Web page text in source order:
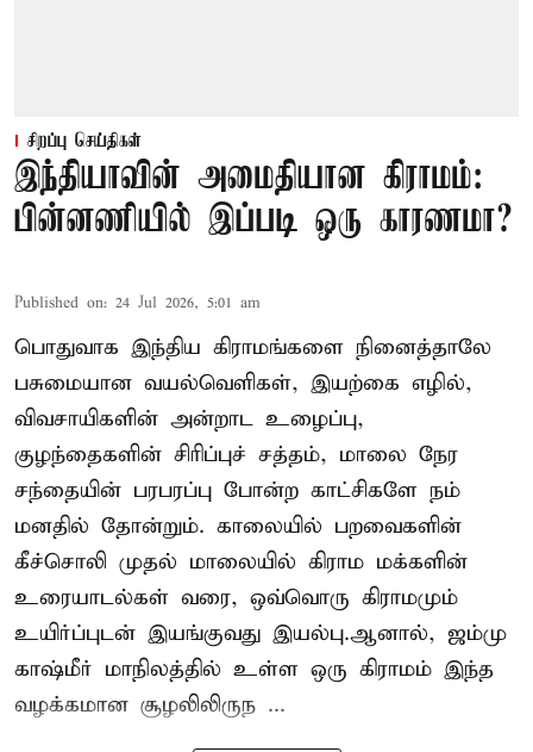
சிறப்பு செய்திகள்
இந்தியாவின் அமைதியான கிராமம்:
பின்னணியில் இப்படி ஒரு காரணமா?
Published on: 24 Jul 2026, 5:01 am
பொதுவாக இந்திய கிராமங்களை நினைத்தாலே
பசுமையான வயல்வெளிகள், இயற்கை எழில்,
விவசாயிகளின் அன்றாட உழைப்பு,
குழந்தைகளின் சிரிப்புச் சத்தம், மாலை நேர
சந்தையின் பரபரப்பு போன்ற காட்சிகளே நம்
மனதில் தோன்றும். காலையில் பறவைகளின்
கீச்சொலி முதல் மாலையில் கிராம மக்களின்
உரையாடல்கள் வரை, ஒவ்வொரு கிராமமும்
உயிர்ப்புடன் இயங்குவது இயல்பு.ஆனால், ஜம்மு
காஷ்மீர் மாநிலத்தில் உள்ள ஒரு கிராமம் இந்த
வழக்கமான சூழலிலிருந ...